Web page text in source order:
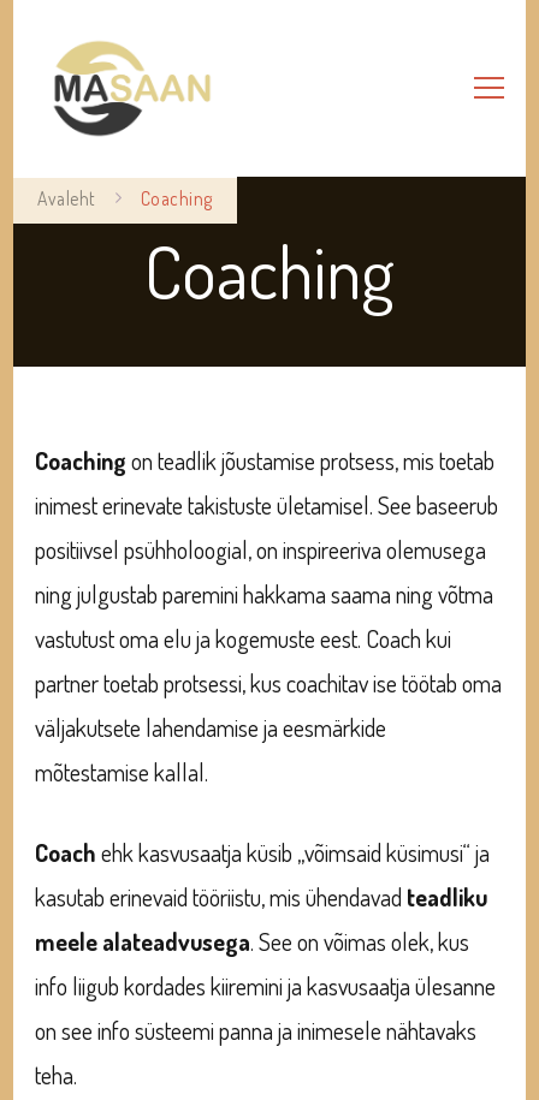
Avaleht Coaching
Coaching
Coachingon teadlik jõustamise protsess, mis toetab
inimest erinevate takistuste ületamisel. See baseerub
positiivsel psühholoogial, on inspireeriva olemusega
ning julgustab paremini hakkama saama ning võtma
vastutust oma elu ja kogemuste eest. Coach kui
partner toetab protsessi, kus coachitav ise töötab oma
väljakutsete lahendamise ja eesmärkide
mõtestamise kallal.
Coachehk kasvusaatja küsib „võimsaid küsimusi“ ja
kasutab erinevaid tööriistu, mis ühendavad teadliku
meele alateadvusega. See on võimas olek, kus
info liigub kordades kiiremini ja kasvusaatja ülesanne
on see info süsteemi panna ja inimesele nähtavaks
teha.